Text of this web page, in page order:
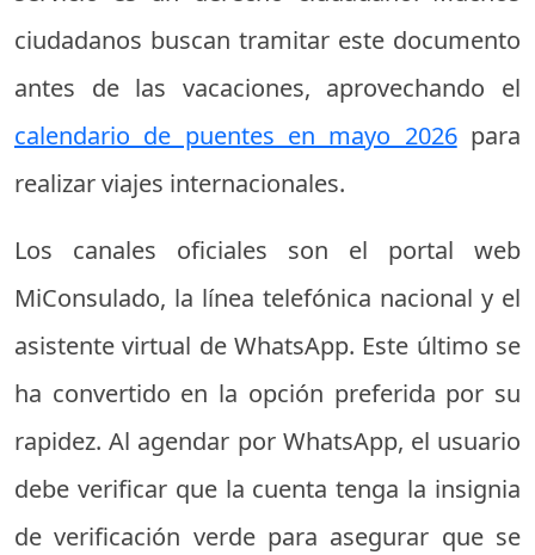
ciudadanos buscan tramitar este documento
antes de las vacaciones, aprovechando el
calendario de puentes en mayo 2026para
realizar viajes internacionales.
Los canales oficiales son el portal web
MiConsulado, la línea telefónica nacional y el
asistente virtual de WhatsApp. Este último se
ha convertido en la opción preferida por su
rapidez. Al agendar por WhatsApp, el usuario
debe verificar que la cuenta tenga la insignia
de verificación verde para asegurar que se